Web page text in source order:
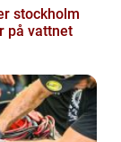
stockholm
på vattnet